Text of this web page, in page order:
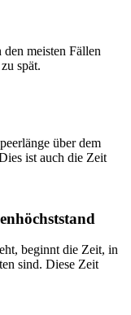
meisten Fällen
spät.
über dem
ist auch die Zeit
beginnt die Zeit, in
sind. Diese Zeit